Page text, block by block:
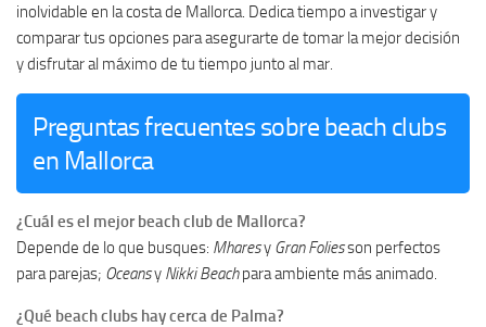
inolvidable en la costa de Mallorca. Dedica tiempo a investigar y
comparar tus opciones para asegurarte de tomar la mejor decisión
y disfrutar al máximo de tu tiempo junto al mar.
Preguntas frecuentes sobre beach clubs
en Mallorca
¿Cuál es el mejor beach club de Mallorca?
Depende de lo que busques: Mharesy Gran Foliesson perfectos
para parejas; Oceansy Nikki Beachpara ambiente más animado.
¿Qué beach clubs hay cerca de Palma?